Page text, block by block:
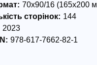
70х90/16 (165х200
сторінок: 144
2023
978-617-7662-82-1